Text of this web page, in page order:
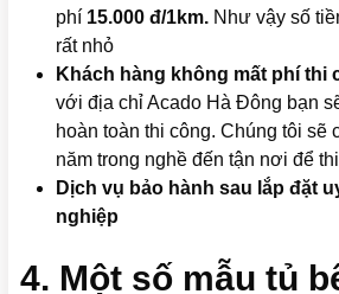
phí 15.000 đ/1km. Như vậy số
rất nhỏ
Khách hàng không mất phí thi
với địa chỉ Acado Hà Đông bạn
hoàn toàn thi công. Chúng tôi sẽ
năm trong nghề đến tận nơi để
Dịch vụ bảo hành sau lắp đặt
nghiệp
4. Một số mẫu tủ